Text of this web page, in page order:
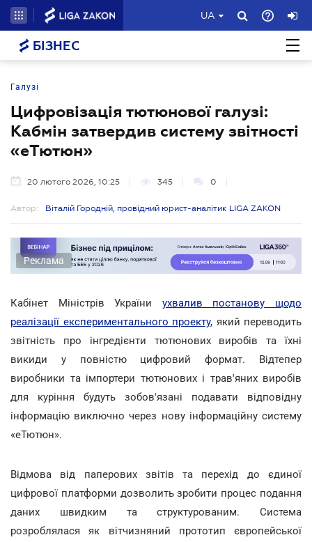
UA
БІЗНЕС
Галузі
Цифровізація тютюнової галузі:
Кабмін затвердив систему звітності
«еТютюн»
20 лютого 2026, 10:25 345 0
Автор: Віталій Городній, провідний юрист-аналітик LIGA ZAKON
Реклама
Кабінет Міністрів України ухвалив постанову щодо
реалізації експериментального проекту, який переводить
звітність про інгредієнти тютюнових виробів та їхні
викиди у повністю цифровий формат. Відтепер
виробники та імпортери тютюнових і трав'яних виробів
для куріння будуть зобов'язані подавати відповідну
інформацію виключно через нову інформаційну систему
«еТютюн».
Відмова від паперових звітів та перехід до єдиної
цифрової платформи дозволить зробити процес подання
даних швидким та структурованим. Система
розроблялася як вітчизняний прототип європейської